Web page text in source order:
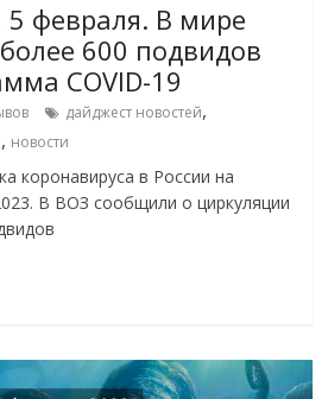
5 февраля. В мире
600 подвидов
COVID-19
дайджест новостей,
, новости
коронавируса в России на
В ВОЗ сообщили о циркуляции